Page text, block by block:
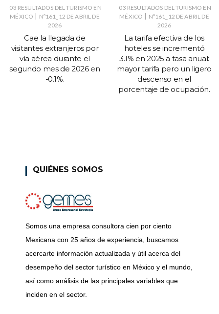
03 RESULTADOS DEL TURISMO EN
MÉXICO
Nº161_12 DE ABRIL DE
2026
Cae la llegada de
visitantes extranjeros por
vía aérea durante el
segundo mes de 2026 en
-0.1%.
03 RESULTADOS DEL TURISMO EN
MÉXICO
Nº161_12 DE ABRIL DE
2026
La tarifa efectiva de los
hoteles se incrementó
3.1% en 2025 a tasa anual:
mayor tarifa pero un ligero
descenso en el
porcentaje de ocupación.
QUIÉNES SOMOS
Somos una empresa consultora cien por ciento
Mexicana con 25 años de experiencia, buscamos
acercarte información actualizada y útil acerca del
desempeño del sector turístico en México y el mundo,
así como análisis de las principales variables que
inciden en el sector.